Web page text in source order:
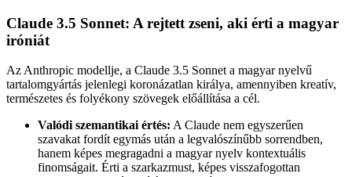
Claude 3.5 Sonnet: A rejtett zseni, aki érti a magyar
iróniát
Az Anthropic modellje, a Claude 3.5 Sonnet a magyar nyelvű
tartalomgyártás jelenlegi koronázatlan királya, amennyiben kreatív,
természetes és folyékony szövegek előállítása a cél.
Valódi szemantikai értés: A Claude nem egyszerűen
szavakat fordít egymás után a legvalószínűbb sorrendben,
hanem képes megragadni a magyar nyelv kontextuális
finomságait. Érti a szarkazmust, képes visszafogottan